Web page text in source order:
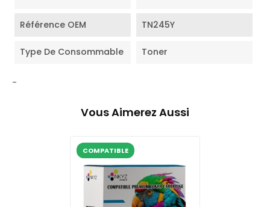
Référence OEM TN245Y
Type De Consommable Toner
-
Vous Aimerez Aussi
COMPATIBLE